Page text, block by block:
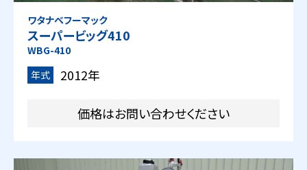
ワタナベフーマック
スーパービッグ410
WBG-410
年式
2012年
価格はお問い合わせください